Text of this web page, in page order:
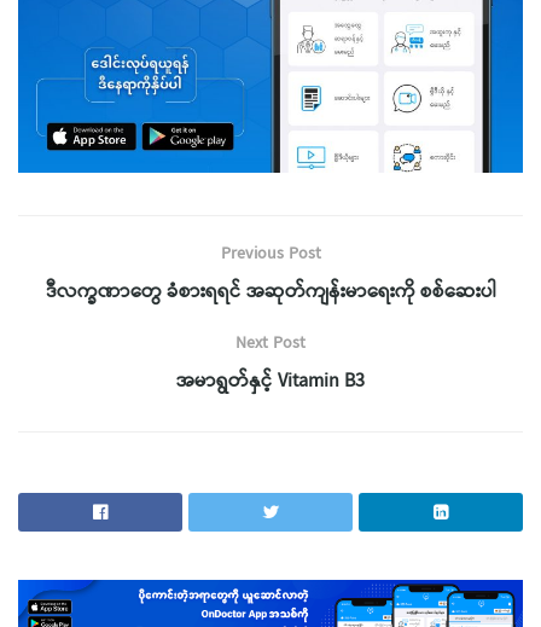
Previous Post
ဒီလက္ခဏာတွေ ခံစားရရင် အဆုတ်ကျန်းမာရေးကို စစ်ဆေးပါ
Next Post
အမာရွတ်နှင့် Vitamin B3